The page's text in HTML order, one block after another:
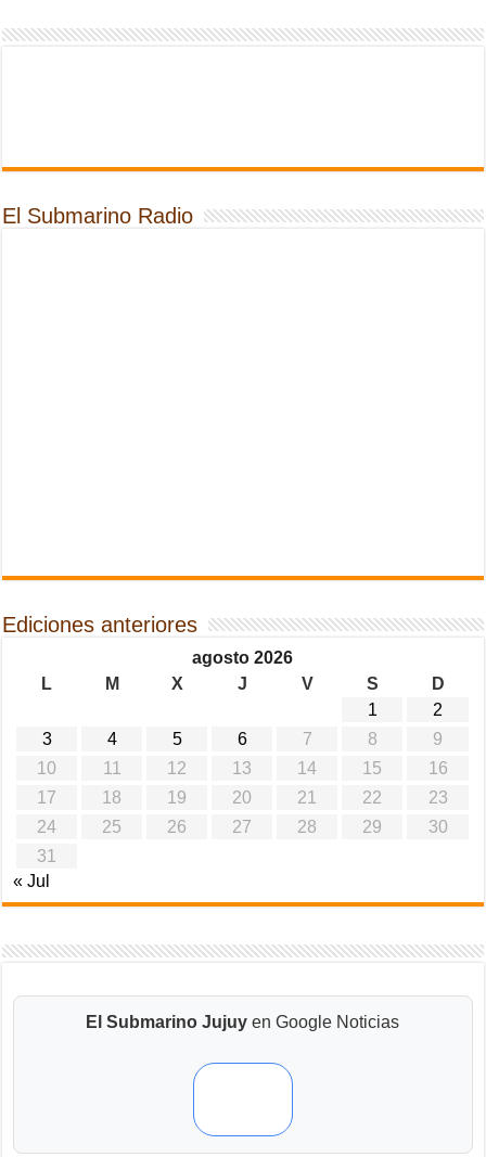
El Submarino Radio
Ediciones anteriores
agosto 2026
L
M X J V S
D
1
2
3
4 5 6 7 8
9
10
11 12 13 14 15
16
17
18 19 20 21 22
23
24
25 26 27 28 29
30
31
« Jul
El Submarino Jujuy en Google Noticias